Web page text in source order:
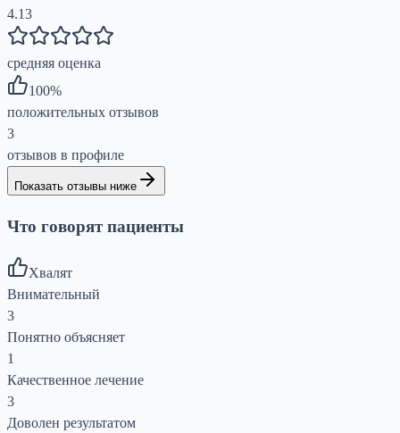
4.13
средняя оценка
100%
положительных отзывов
3
отзывов в профиле
Показать отзывы ниже
Что говорят пациенты
Хвалят
Внимательный
3
Понятно объясняет
1
Качественное лечение
3
Доволен результатом